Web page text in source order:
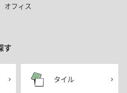
オフィス
す
タイル